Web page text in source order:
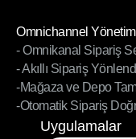
Omnichannel
Omnichannel
- Omnikanal Sipariş
- Omnikanal Sipariş
- Akıllı Sipariş
- Akıllı Sipariş
-Mağaza ve Depo
-Mağaza ve Depo
-Otomatik Sipariş
-Otomatik Sipariş
Uygulamalar